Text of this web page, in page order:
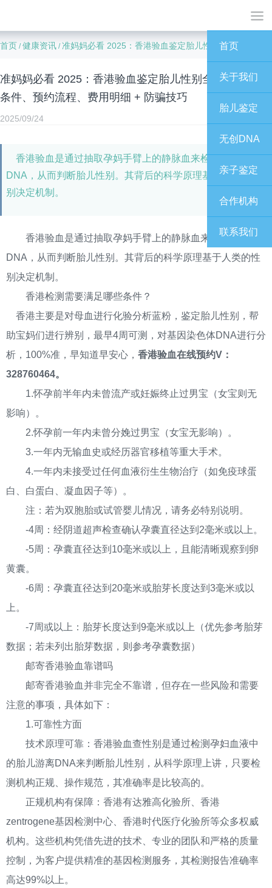
首页
关于我们
胎儿鉴定
无创DNA
亲子鉴定
合作机构
联系我们
首页 /健康资讯 /准妈妈必看 2025：香港验血鉴定胎儿性别全指南，检测条件、预约流程、费用明细 + 防骗技巧
准妈妈必看 2025：香港验血鉴定胎儿性别全指南，检测
条件、预约流程、费用明细 + 防骗技巧
2025/09/24
香港验血是通过抽取孕妈手臂上的静脉血来检测胎儿的
DNA，从而判断胎儿性别。其背后的科学原理基于人类的性
别决定机制。
香港验血是通过抽取孕妈手臂上的静脉血来检测胎儿的
DNA，从而判断胎儿性别。其背后的科学原理基于人类的性
别决定机制。
香港检测需要满足哪些条件？
香港主要是对母血进行化验分析蓝粉，鉴定胎儿性别，帮
助宝妈们进行辨别，最早4周可测，对基因染色体DNA进行分
析，100%准，早知道早安心， 香港验血在线预约V：
328760464。
1.怀孕前半年内未曾流产或妊娠终止过男宝（女宝则无
影响）。
2.怀孕前一年内未曾分娩过男宝（女宝无影响）。
3.一年内无输血史或经历器官移植等重大手术。
4.一年内未接受过任何血液衍生生物治疗（如免疫球蛋
白、白蛋白、凝血因子等）。
注：若为双胞胎或试管婴儿情况，请务必特别说明。
-4周：经阴道超声检查确认孕囊直径达到2毫米或以上。
-5周：孕囊直径达到10毫米或以上，且能清晰观察到卵
黄囊。
-6周：孕囊直径达到20毫米或胎芽长度达到3毫米或以
上。
-7周或以上：胎芽长度达到9毫米或以上（优先参考胎芽
数据；若未列出胎芽数据，则参考孕囊数据）
邮寄香港验血靠谱吗
邮寄香港验血并非完全不靠谱，但存在一些风险和需要
注意的事项，具体如下：
1.可靠性方面
技术原理可靠：香港验血查性别是通过检测孕妇血液中
的胎儿游离DNA来判断胎儿性别，从科学原理上讲，只要检
测机构正规、操作规范，其准确率是比较高的。
正规机构有保障：香港有达雅高化验所、香港
zentrogene基因检测中心、香港时代医疗化验所等众多权威
机构。这些机构凭借先进的技术、专业的团队和严格的质量
控制，为客户提供精准的基因检测服务，其检测报告准确率
高达99%以上。